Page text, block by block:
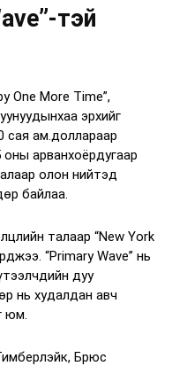
тэй
One More Time”,
эрхийг
сая ам.доллараар
арванхоёрдугаар
олон нийтэд
байлаа.
талаар “New York
“Primary Wave” нь
дуу
нь худалдан авч
юм.
Брюс